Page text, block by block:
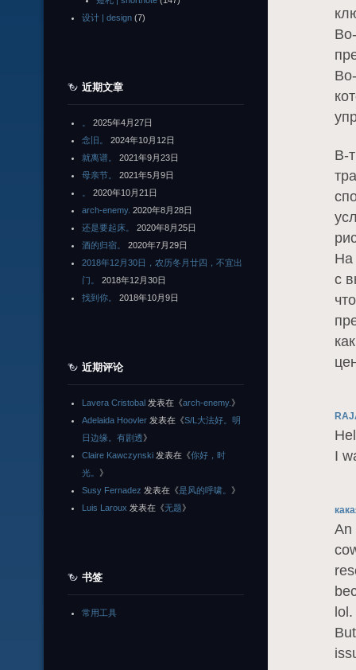
В-
На
с
I
An
设计 | design (7)
近期文章
2025年4月27日
念旧。
2024年10月12日
就离谱。
2021年9月23日
母亲节。
2021年5月9日
2020年10月21日
arch-enemy. 2020年8月28日
还是要起床。
2020年8月25日
酒的归宿。
2020年7月29日
2018年12月30日，农历冬月廿四，不宜出
门。
2018年12月30日
找到你。
2018年10月9日
近期评论
Lavera Cristobal 发表在《arch-enemy.》
Adelaida Hoovler 发表在《S/L大法好。明
日边缘。有剧透》
Claire Kawczynski 发表在《你好，时
光。 》
Susy Fernadez 发表在《是风的呼啸。 》
Luis Laroux 发表在《无题》
书签
常用工具